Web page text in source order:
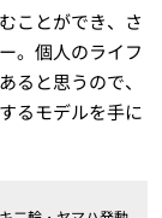
ことができ、さ
。個人のライフ
ると思うので、
るモデルを手に